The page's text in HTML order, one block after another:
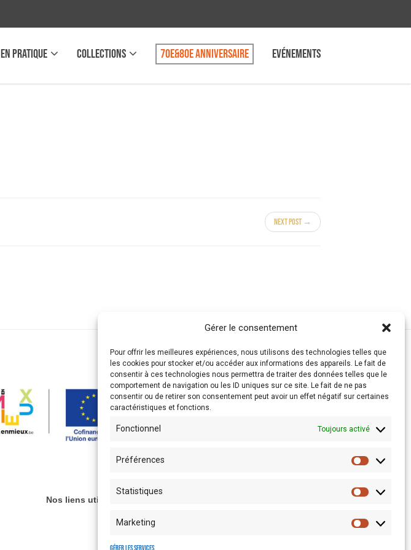
Gérer le consentement
Pour offrir les meilleures expériences, nous utilisons des technologies telles que
les cookies pour stocker et/ou accéder aux informations des appareils. Le fait de
consentir à ces technologies nous permettra de traiter des données telles que le
comportement de navigation ou les ID uniques sur ce site. Le fait de ne pas
consentir ou de retirer son consentement peut avoir un effet négatif sur certaines
caractéristiques et fonctions.
Fonctionnel Toujours activé
Préférences
Statistiques
Marketing
EN PRATIQUE COLLECTIONS 70e&80e anniversaire Evénements
Next Post →
Nos liens utiles